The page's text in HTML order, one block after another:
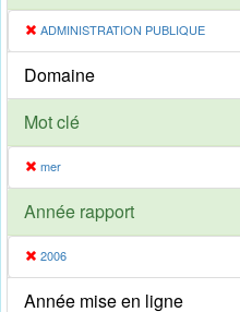
ADMINISTRATION PUBLIQUE
Domaine
Mot clé
mer
Année rapport
2006
Année mise en ligne